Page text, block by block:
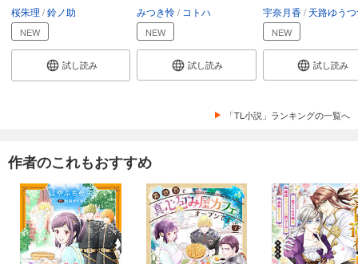
桜朱理 鈴ノ助
NEW
試し読み
みつき怜 コトハ
NEW
試し読み
宇奈月香 天路ゆう
NEW
試し読み
「TL小説」ランキングの一覧へ
作者のこれもおすすめ